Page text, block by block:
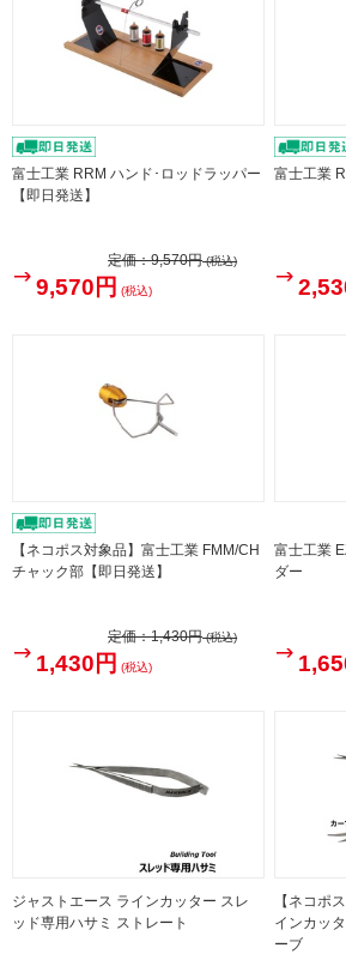
富士工業 RRM ハンド･ロッドラッパー
【即日発送】
定価：9,570円(税込)
9,570円 (税込)
富士工業
【ネコポス対象品】富士工業 FMM/CH
チャック部【即日発送】
定価：1,430円(税込)
1,430円 (税込)
富士工業
ダー
ジャストエース ラインカッター スレ
ッド専用ハサミ ストレート
【ネコポ
インカッ
ーブ